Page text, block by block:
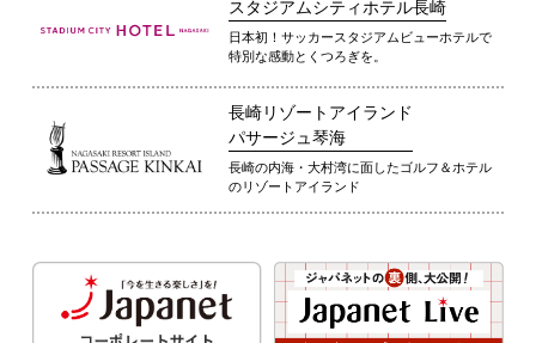
スタジアムシティホテル長崎
日本初！サッカースタジアムビューホテルで
特別な感動とくつろぎを。
長崎リゾートアイランド
パサージュ琴海
長崎の内海・大村湾に面したゴルフ＆ホテル
のリゾートアイランド